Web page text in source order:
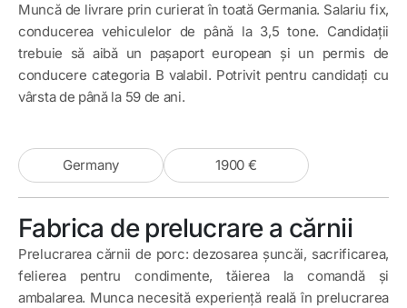
Muncă de livrare prin curierat în toată Germania. Salariu fix,
conducerea vehiculelor de până la 3,5 tone. Candidații
trebuie să aibă un pașaport european și un permis de
conducere categoria B valabil. Potrivit pentru candidați cu
vârsta de până la 59 de ani.
Germany 1900 €
Fabrica de prelucrare a cărnii
Prelucrarea cărnii de porc: dezosarea șuncăi, sacrificarea,
felierea pentru condimente, tăierea la comandă și
ambalarea. Munca necesită experiență reală în prelucrarea